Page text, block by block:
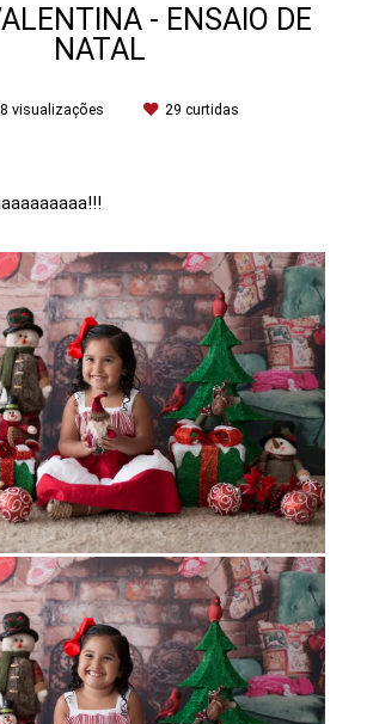
- ENSAIO DE
NATAL
visualizações 29 curtidas